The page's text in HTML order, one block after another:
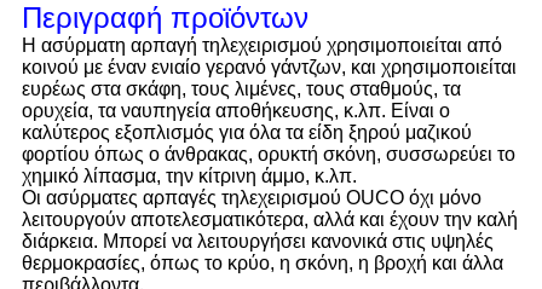
Περιγραφή προϊόντων
Η ασύρματη αρπαγή τηλεχειρισμού χρησιμοποιείται από
κοινού με έναν ενιαίο γερανό γάντζων, και χρησιμοποιείται
ευρέως στα σκάφη, τους λιμένες, τους σταθμούς, τα
ορυχεία, τα ναυπηγεία αποθήκευσης, κ.λπ. Είναι ο
καλύτερος εξοπλισμός για όλα τα είδη ξηρού μαζικού
φορτίου όπως ο άνθρακας, ορυκτή σκόνη, συσσωρεύει το
χημικό λίπασμα, την κίτρινη άμμο, κ.λπ.
Οι ασύρματες αρπαγές τηλεχειρισμού OUCO όχι μόνο
λειτουργούν αποτελεσματικότερα, αλλά και έχουν την καλή
διάρκεια. Μπορεί να λειτουργήσει κανονικά στις υψηλές
θερμοκρασίες, όπως το κρύο, η σκόνη, η βροχή και άλλα